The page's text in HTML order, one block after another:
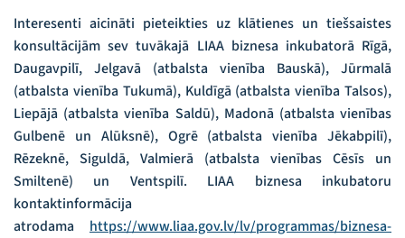
Interesenti aicināti pieteikties uz klātienes un tiešsaistes
konsultācijām sev tuvākajā LIAA biznesa inkubatorā Rīgā,
Daugavpilī, Jelgavā (atbalsta vienība Bauskā), Jūrmalā
(atbalsta vienība Tukumā), Kuldīgā (atbalsta vienība Talsos),
Liepājā (atbalsta vienība Saldū), Madonā (atbalsta vienības
Gulbenē un Alūksnē), Ogrē (atbalsta vienība Jēkabpilī),
Rēzeknē, Siguldā, Valmierā (atbalsta vienības Cēsīs un
Smiltenē) un Ventspilī. LIAA biznesa inkubatoru
kontaktinformācija
atrodama https://www.liaa.gov.lv/lv/programmas/biznesa-